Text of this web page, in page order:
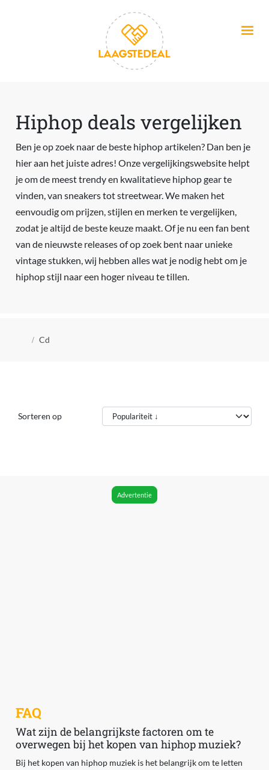
Hiphop deals vergelijken
Ben je op zoek naar de beste hiphop artikelen? Dan ben je
hier aan het juiste adres! Onze vergelijkingswebsite helpt
je om de meest trendy en kwalitatieve hiphop gear te
vinden, van sneakers tot streetwear. We maken het
eenvoudig om prijzen, stijlen en merken te vergelijken,
zodat je altijd de beste keuze maakt. Of je nu een fan bent
van de nieuwste releases of op zoek bent naar unieke
vintage stukken, wij hebben alles wat je nodig hebt om je
hiphop stijl naar een hoger niveau te tillen.
Kruimelpad
Cd
Sorteren op
Advertentie
FAQ
Wat zijn de belangrijkste factoren om te
overwegen bij het kopen van hiphop muziek?
Bij het kopen van hiphop muziek is het belangrijk om te letten